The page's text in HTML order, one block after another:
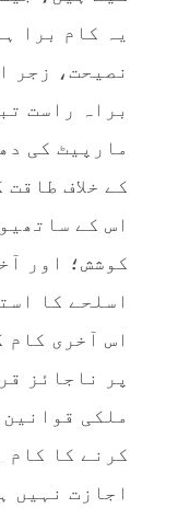
یہ کام برا
نصیحت، زجر
براہ راست
مارپیٹ کی
کے خلاف
اس کے
کوشش؛ اور
اسلحے کا
اس آخری کام
پر ناجائز
ملکی
کرنے کا کام
اجازت نہیں